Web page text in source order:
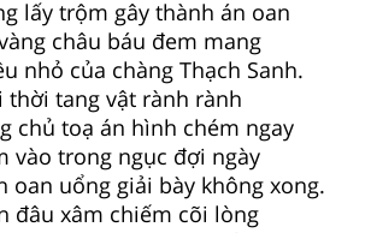
lấy trộm gây thành án oan
châu báu đem mang
nhỏ của chàng Thạch Sanh.
thời tang vật rành rành
chủ toạ án hình chém ngay
vào trong ngục đợi ngày
oan uổng giải bày không xong.
đâu xâm chiếm cõi lòng